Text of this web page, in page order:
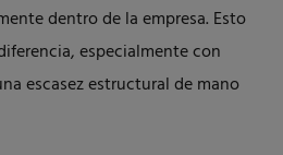
dentro de la empresa. Esto
especialmente con
escasez estructural de mano